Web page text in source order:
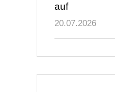
auf
20.07.2026